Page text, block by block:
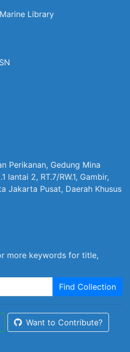
Library
Perikanan, Gedung Mina
lantai 2, RT.7/RW.1, Gambir,
Jakarta Pusat, Daerah Khusus
more keywords for title,
Find Collection
Want to Contribute?